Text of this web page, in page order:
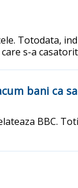
Totodata,
s-a casatorit
bani ca
BBC.